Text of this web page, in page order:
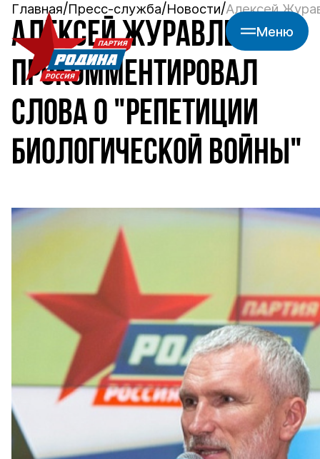
Меню
Главная Пресс-служба Новости Алексей
АЛЕКСЕЙ ЖУРАВЛЕВ
ПРОКОММЕНТИРОВАЛ
СЛОВА О "РЕПЕТИЦИИ
БИОЛОГИЧЕСКОЙ ВОЙНЫ"